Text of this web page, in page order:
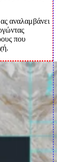
αναλαμβάνει
που